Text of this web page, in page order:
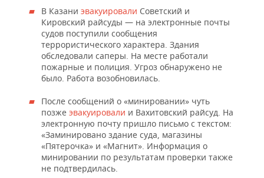
В Казани эвакуировали Советский и
Кировский райсуды — на электронные почты
судов поступили сообщения
террористического характера. Здания
обследовали саперы. На месте работали
пожарные и полиция. Угроз обнаружено не
было. Работа возобновилась.
После сообщений о «минировании» чуть
позже эвакуировали и Вахитовский райсуд. На
электронную почту пришло письмо с текстом:
«Заминировано здание суда, магазины
«Пятерочка» и «Магнит». Информация о
минировании по результатам проверки также
не подтвердилась.